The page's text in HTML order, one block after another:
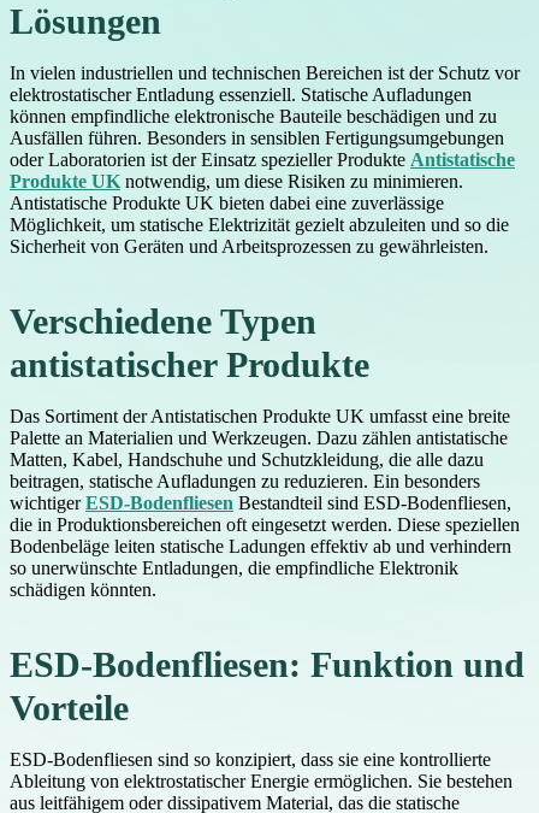
Lösungen
In vielen industriellen und technischen Bereichen ist der Schutz vor
elektrostatischer Entladung essenziell. Statische Aufladungen
können empfindliche elektronische Bauteile beschädigen und zu
Ausfällen führen. Besonders in sensiblen Fertigungsumgebungen
oder Laboratorien ist der Einsatz spezieller Produkte Antistatische
Produkte UK notwendig, um diese Risiken zu minimieren.
Antistatische Produkte UK bieten dabei eine zuverlässige
Möglichkeit, um statische Elektrizität gezielt abzuleiten und so die
Sicherheit von Geräten und Arbeitsprozessen zu gewährleisten.
Verschiedene Typen
antistatischer Produkte
Das Sortiment der Antistatischen Produkte UK umfasst eine breite
Palette an Materialien und Werkzeugen. Dazu zählen antistatische
Matten, Kabel, Handschuhe und Schutzkleidung, die alle dazu
beitragen, statische Aufladungen zu reduzieren. Ein besonders
wichtigerESD-Bodenfliesen Bestandteil sind ESD-Bodenfliesen,
die in Produktionsbereichen oft eingesetzt werden. Diese speziellen
Bodenbeläge leiten statische Ladungen effektiv ab und verhindern
so unerwünschte Entladungen, die empfindliche Elektronik
schädigen könnten.
ESD-Bodenfliesen: Funktion und
Vorteile
ESD-Bodenfliesen sind so konzipiert, dass sie eine kontrollierte
Ableitung von elektrostatischer Energie ermöglichen. Sie bestehen
aus leitfähigem oder dissipativem Material, das die statische